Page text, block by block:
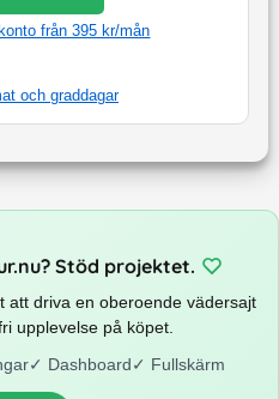
från 395 kr/mån
och graddagar
Stöd projektet.
att driva en oberoende vädersajt
upplevelse på köpet.
✓ Dashboard✓ Fullskärm